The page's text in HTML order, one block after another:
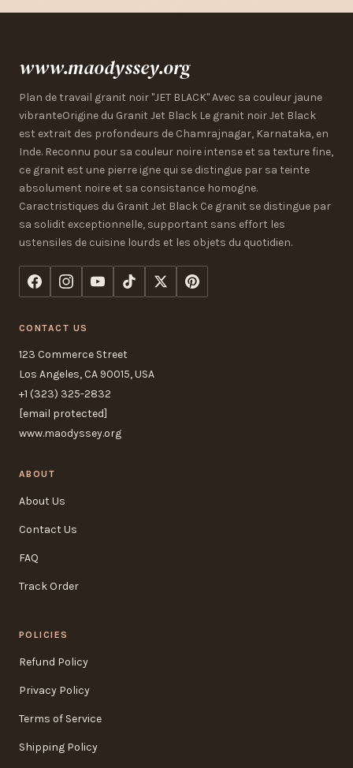
www.maodyssey.org
Plan de travail granit noir "JET BLACK" Avec sa couleur jaune
vibranteOrigine du Granit Jet Black Le granit noir Jet Black
est extrait des profondeurs de Chamrajnagar, Karnataka, en
Inde. Reconnu pour sa couleur noire intense et sa texture fine,
ce granit est une pierre igne qui se distingue par sa teinte
absolument noire et sa consistance homogne.
Caractristiques du Granit Jet Black Ce granit se distingue par
sa solidit exceptionnelle, supportant sans effort les
ustensiles de cuisine lourds et les objets du quotidien.
CONTACT US
123 Commerce Street
Los Angeles, CA 90015, USA
+1 (323) 325-2832
[email protected]
www.maodyssey.org
ABOUT
About Us
Contact Us
FAQ
Track Order
POLICIES
Refund Policy
Privacy Policy
Terms of Service
Shipping Policy